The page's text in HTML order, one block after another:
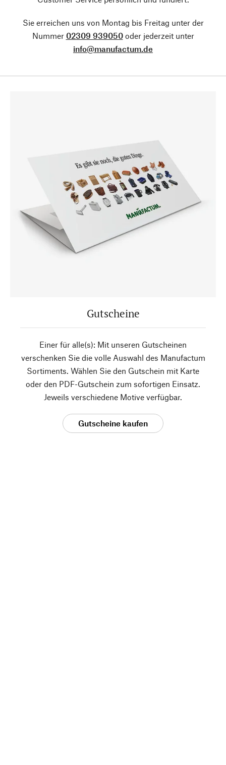
Sie erreichen uns von Montag bis Freitag unter der
Nummer 02309 939050oder jederzeit unter
info@manufactum.de
Gutscheine
Einer für alle(s): Mit unseren Gutscheinen
verschenken Sie die volle Auswahl des Manufactum
Sortiments. Wählen Sie den Gutschein mit Karte
oder den PDF-Gutschein zum sofortigen Einsatz.
Jeweils verschiedene Motive verfügbar.
Gutscheine kaufen